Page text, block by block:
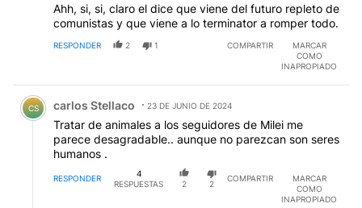
Ahh, si, si, claro el dice que viene del futuro repleto de
comunistas y que viene a lo terminator a romper todo.
RESPONDER 2 1 COMPARTIR
MARCAR
COMO
INAPROPIADO
Comentario de carlos Stellaco.
CS carlos Stellaco 23 DE JUNIO DE 2024
Tratar de animales a los seguidores de Milei me
parece desagradable.. aunque no parezcan son seres
humanos .
RESPONDER
4
RESPUESTAS
2 2
COMPARTIR
MARCAR
COMO
INAPROPIADO